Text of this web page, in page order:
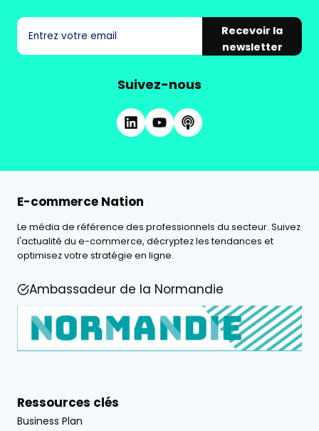
Recevoir la
newsletter
Suivez-nous
E-commerce Nation
Le média de référence des professionnels du secteur. Suivez
l'actualité du e-commerce, décryptez les tendances et
optimisez votre stratégie en ligne.
Ambassadeur de la Normandie
Ressources clés
Business Plan